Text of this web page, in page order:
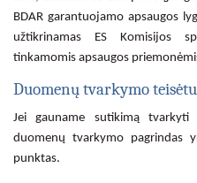
BDAR garantuojamo apsaugos
užtikrinamas ES Komisijos
tinkamomis apsaugos
Duomenų tvarkymo
Jei gauname sutikimą
duomenų tvarkymo pagrindas
punktas.